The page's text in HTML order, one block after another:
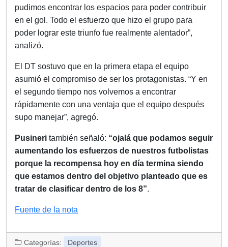
pudimos encontrar los espacios para poder contribuir
en el gol. Todo el esfuerzo que hizo el grupo para
poder lograr este triunfo fue realmente alentador”,
analizó.
El DT sostuvo que en la primera etapa el equipo
asumió el compromiso de ser los protagonistas. “Y en
el segundo tiempo nos volvemos a encontrar
rápidamente con una ventaja que el equipo después
supo manejar”, agregó.
Pusineri también señaló: “ojalá que podamos seguir
aumentando los esfuerzos de nuestros futbolistas
porque la recompensa hoy en día termina siendo
que estamos dentro del objetivo planteado que es
tratar de clasificar dentro de los 8”.
Fuente de la nota
Categorías: Deportes